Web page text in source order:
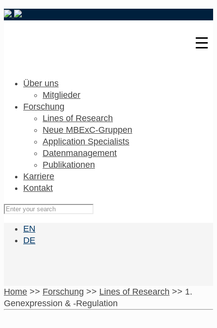
Über uns
Mitglieder
Forschung
Lines of Research
Neue MBExC-Gruppen
Application Specialists
Datenmanagement
Publikationen
Karriere
Kontakt
EN
DE
Home >> Forschung >> Lines of Research >> 1.
Genexpression & -Regulation